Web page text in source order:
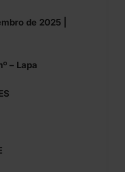
de 2025 |
– Lapa